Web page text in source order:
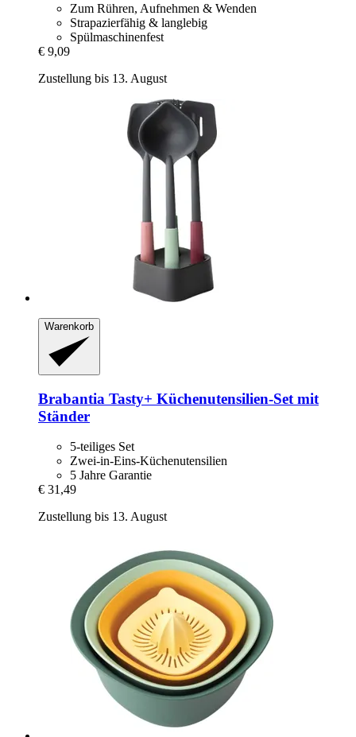
Zum Rühren, Aufnehmen & Wenden
Strapazierfähig & langlebig
Spülmaschinenfest
€ 9,09
Zustellung bis 13. August
Warenkorb
Brabantia Tasty+ Küchenutensilien-​Set mit
Ständer
5-teiliges Set
Zwei-in-Eins-Küchenutensilien
5 Jahre Garantie
€ 31,49
Zustellung bis 13. August